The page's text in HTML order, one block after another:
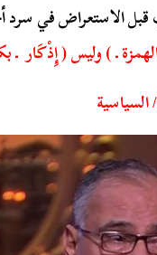
الاستعراض في سرد
ـ ) وليس ( إِذْكَار ـ